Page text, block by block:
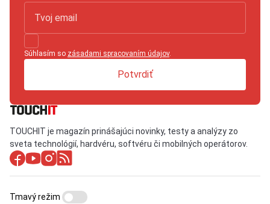
Súhlasím so zásadami spracovaním údajov.
Potvrdiť
TOUCHIT je magazín prinášajúci novinky, testy a analýzy zo
sveta technológií, hardvéru, softvéru či mobilných operátorov.
Tmavý režim